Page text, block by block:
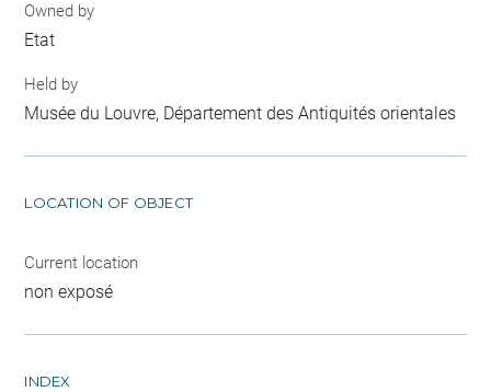
Owned by
Etat
Held by
Musée du Louvre, Département des Antiquités orientales
LOCATION OF OBJECT
Current location
non exposé
INDEX